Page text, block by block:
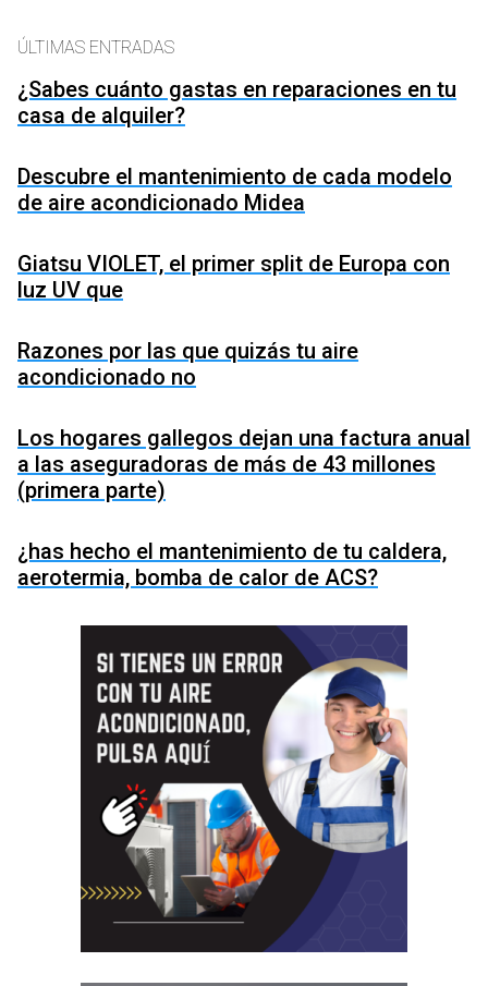
ÚLTIMAS ENTRADAS
¿Sabes cuánto gastas en reparaciones en tu
casa de alquiler?
Descubre el mantenimiento de cada modelo
de aire acondicionado Midea
Giatsu VIOLET, el primer split de Europa con
luz UV que
Razones por las que quizás tu aire
acondicionado no
Los hogares gallegos dejan una factura anual
a las aseguradoras de más de 43 millones
(primera parte)
¿has hecho el mantenimiento de tu caldera,
aerotermia, bomba de calor de ACS?